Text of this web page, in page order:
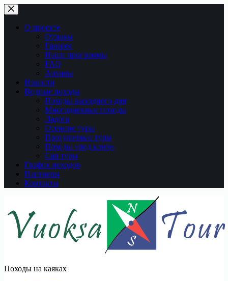
Перейти
к
сути
О проекте
Отзывы
Галерея
Наши программы
FAQ
Архивы
Новости
Водные походы
Походы выходного дня
Многодневные походы
Ладога
Осенние туры
Прогулочные туры
Походы «под ключ»
Сап туры
График походов
Партнеры
Контакты
Походы на каяках